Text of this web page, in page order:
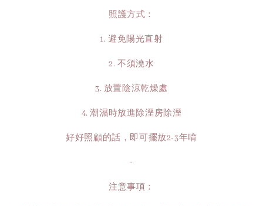
照護方式：
1. 避免陽光直射
2. 不須澆水
3. 放置陰涼乾燥處
4. 潮濕時放進除溼房除溼
好好照顧的話，即可擺放2-3年唷
-
注意事項：